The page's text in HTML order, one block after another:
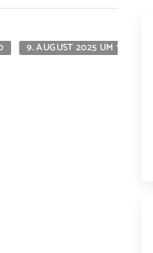
9. AUGUST 2025 UM 10:30